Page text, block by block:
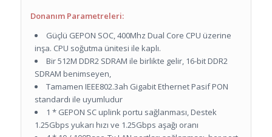
Donanım Parametreleri:
Güçlü GEPON SOC, 400Mhz Dual Core CPU üzerine
inşa. CPU soğutma ünitesi ile kaplı.
Bir 512M DDR2 SDRAM ile birlikte gelir, 16-bit DDR2
SDRAM benimseyen,
Tamamen IEEE802.3ah Gigabit Ethernet Pasif PON
standardı ile uyumludur
1 * GEPON SC uplink portu sağlanması, Destek
1.25Gbps yukarı hızı ve 1.25Gbps aşağı oranı